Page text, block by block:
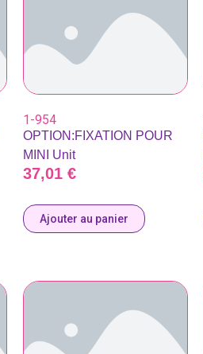
1-954
OPTION:FIXATION POUR
MINI Unit
37,01 €
Ajouter au panier